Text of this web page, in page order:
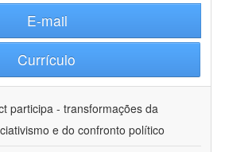
E-mail
Currículo
participa - transformações da
e do confronto político